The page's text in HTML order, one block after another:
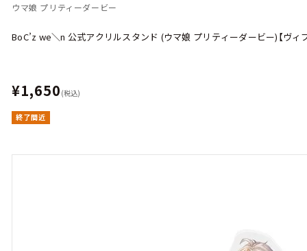
ウマ娘 プリティーダービー
BoC’z we＼n 公式アクリルスタンド (ウマ娘 プリティーダービー)【ヴィ
¥1,650 (税込)
終了間近